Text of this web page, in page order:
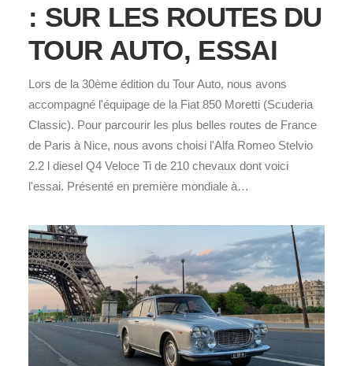
: SUR LES ROUTES DU
TOUR AUTO, ESSAI
Lors de la 30ème édition du Tour Auto, nous avons
accompagné l'équipage de la Fiat 850 Moretti (Scuderia
Classic). Pour parcourir les plus belles routes de France
de Paris à Nice, nous avons choisi l'Alfa Romeo Stelvio
2.2 l diesel Q4 Veloce Ti de 210 chevaux dont voici
l'essai. Présenté en première mondiale à…